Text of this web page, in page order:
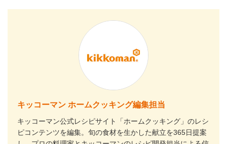
キッコーマン ホームクッキング編集担当
キッコーマン公式レシピサイト「ホームクッキング」のレシ
ピコンテンツを編集。旬の食材を生かした献立を365日提案